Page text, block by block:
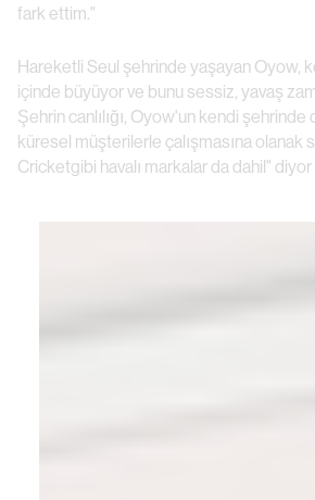
fark ettim."
Hareketli Seul şehrinde yaşayan Oyow,
içinde büyüyor ve bunu sessiz, yavaş
Şehrin canlılığı, Oyow'un kendi şehrinde
küresel müşterilerle çalışmasına olanak
Cricketgibi havalı markalar da dahil"